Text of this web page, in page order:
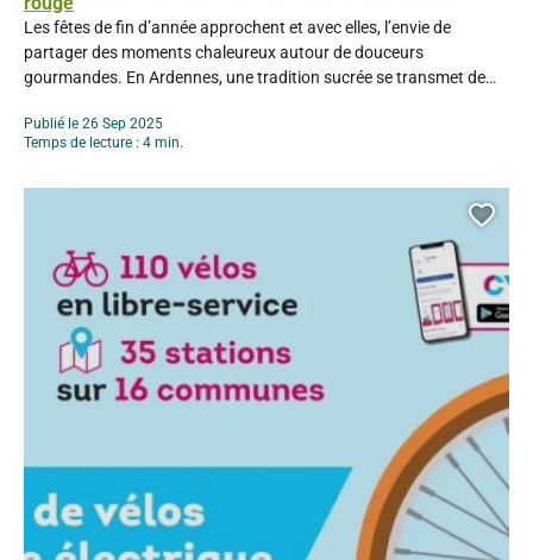
Les fêtes de fin d’année approchent et avec elles, l’envie de
partager des moments chaleureux autour de douceurs
gourmandes. En Ardennes, une tradition sucrée se transmet de
rouge. Un savoir-faire ancestral préservé Le sucre rouge est bien
plus qu’une simple sucrerie, c’est un symbole...
Publié le 26 Sep 2025
Temps de lecture : 4 min.